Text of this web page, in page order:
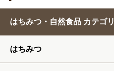
2月
4月
はちみつ・自然食品 カテゴリ
はちみつ